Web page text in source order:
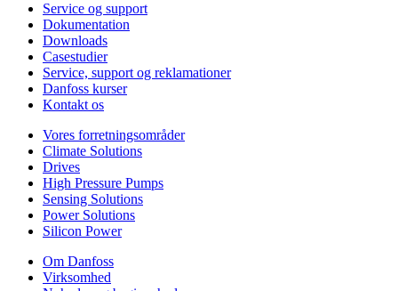
Service og support
Dokumentation
Downloads
Casestudier
Service, support og reklamationer
Danfoss kurser
Kontakt os
Vores forretningsområder
Climate Solutions
Drives
High Pressure Pumps
Sensing Solutions
Power Solutions
Silicon Power
Om Danfoss
Virksomhed